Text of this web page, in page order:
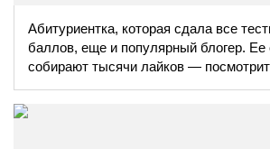
Абитуриентка, которая сдала все
баллов, еще и популярный блогер. Ее
собирают тысячи лайков —